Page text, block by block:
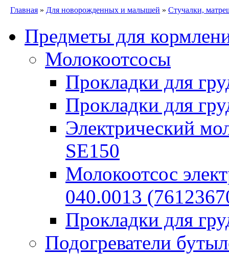
Главная » Для новорожденных и малышей » Стучалки,
Предметы для
Молокоотсосы
Прокладки для
Прокладки для
Электрический
SE150
Молокоотсос
040.0013
Прокладки для
Подогреватели